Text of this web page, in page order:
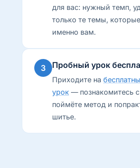
для вас: нужный темп,
только те темы,
именно вам.
3 Пробный урок
Приходите на
урок — познакомитесь
поймёте метод и
шитье.